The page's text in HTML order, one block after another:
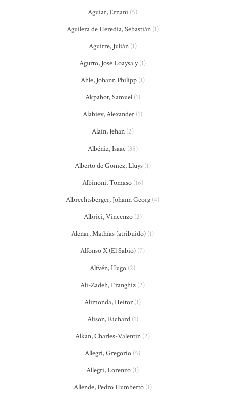
Aguiar, Ernani (5)
Aguilera de Heredia, Sebastián(1)
Aguirre, Julián(1)
Agurto, José Loaysa y(1)
Ahle, Johann Philipp(1)
Akpabot, Samuel(1)
Alabiev, Alexander (1)
Alain, Jehan(2)
Albéniz, Isaac (35)
Alberto de Gomez, Lluys(1)
Albinoni, Tomaso(16)
Albrechtsberger, Johann Georg (4)
Albrici, Vincenzo(2)
Aleñar, Mathías (atribuido) (1)
Alfonso X (El Sabio) (7)
Alfvén, Hugo (2)
Ali-Zadeh, Franghiz (2)
Alimonda, Heitor (1)
Alison, Richard(1)
Alkan, Charles-Valentin (2)
Allegri, Gregorio (5)
Allegri, Lorenzo (1)
Allende, Pedro Humberto(1)